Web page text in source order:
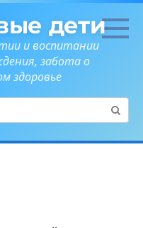
дети
и воспитании
забота о
здоровье